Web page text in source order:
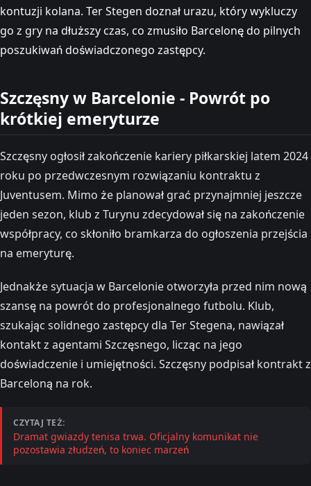
kontuzji kolana. Ter Stegen doznał urazu, który wykluczy
go z gry na dłuższy czas, co zmusiło Barcelonę do pilnych
poszukiwań doświadczonego zastępcy​.
Szczęsny w Barcelonie - Powrót po
krótkiej emeryturze
Szczęsny ogłosił zakończenie kariery piłkarskiej latem 2024
roku po przedwczesnym rozwiązaniu kontraktu z
Juventusem. Mimo że planował grać przynajmniej jeszcze
jeden sezon, klub z Turynu zdecydował się na zakończenie
współpracy, co skłoniło bramkarza do ogłoszenia przejścia
na emeryturę​.
Jednakże sytuacja w Barcelonie otworzyła przed nim nową
szansę na powrót do profesjonalnego futbolu. Klub,
szukając solidnego zastępcy dla Ter Stegena, nawiązał
kontakt z agentami Szczęsnego, licząc na jego
doświadczenie i umiejętności. Szczęsny podpisał kontrakt z
Barceloną na rok.
CZYTAJ TEŻ:
Dramat gwiazdy tenisa trwa. Oficjalny komunikat nie
pozostawia złudzeń, to koniec marzeń